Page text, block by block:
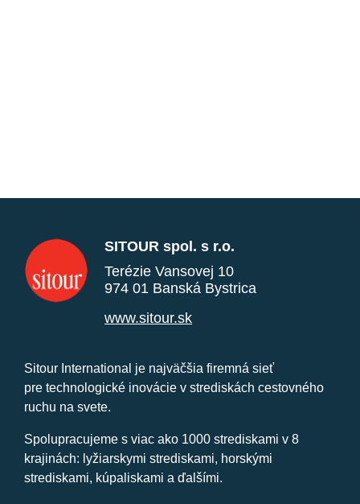
SITOUR spol. s r.o.
Terézie Vansovej 10
974 01 Banská Bystrica
www.sitour.sk
Sitour International je najväčšia firemná sieť
pre technologické inovácie v strediskách cestovného
ruchu na svete.
Spolupracujeme s viac ako 1000 strediskami v 8
krajinách: lyžiarskymi strediskami, horskými
strediskami, kúpaliskami a ďalšími.